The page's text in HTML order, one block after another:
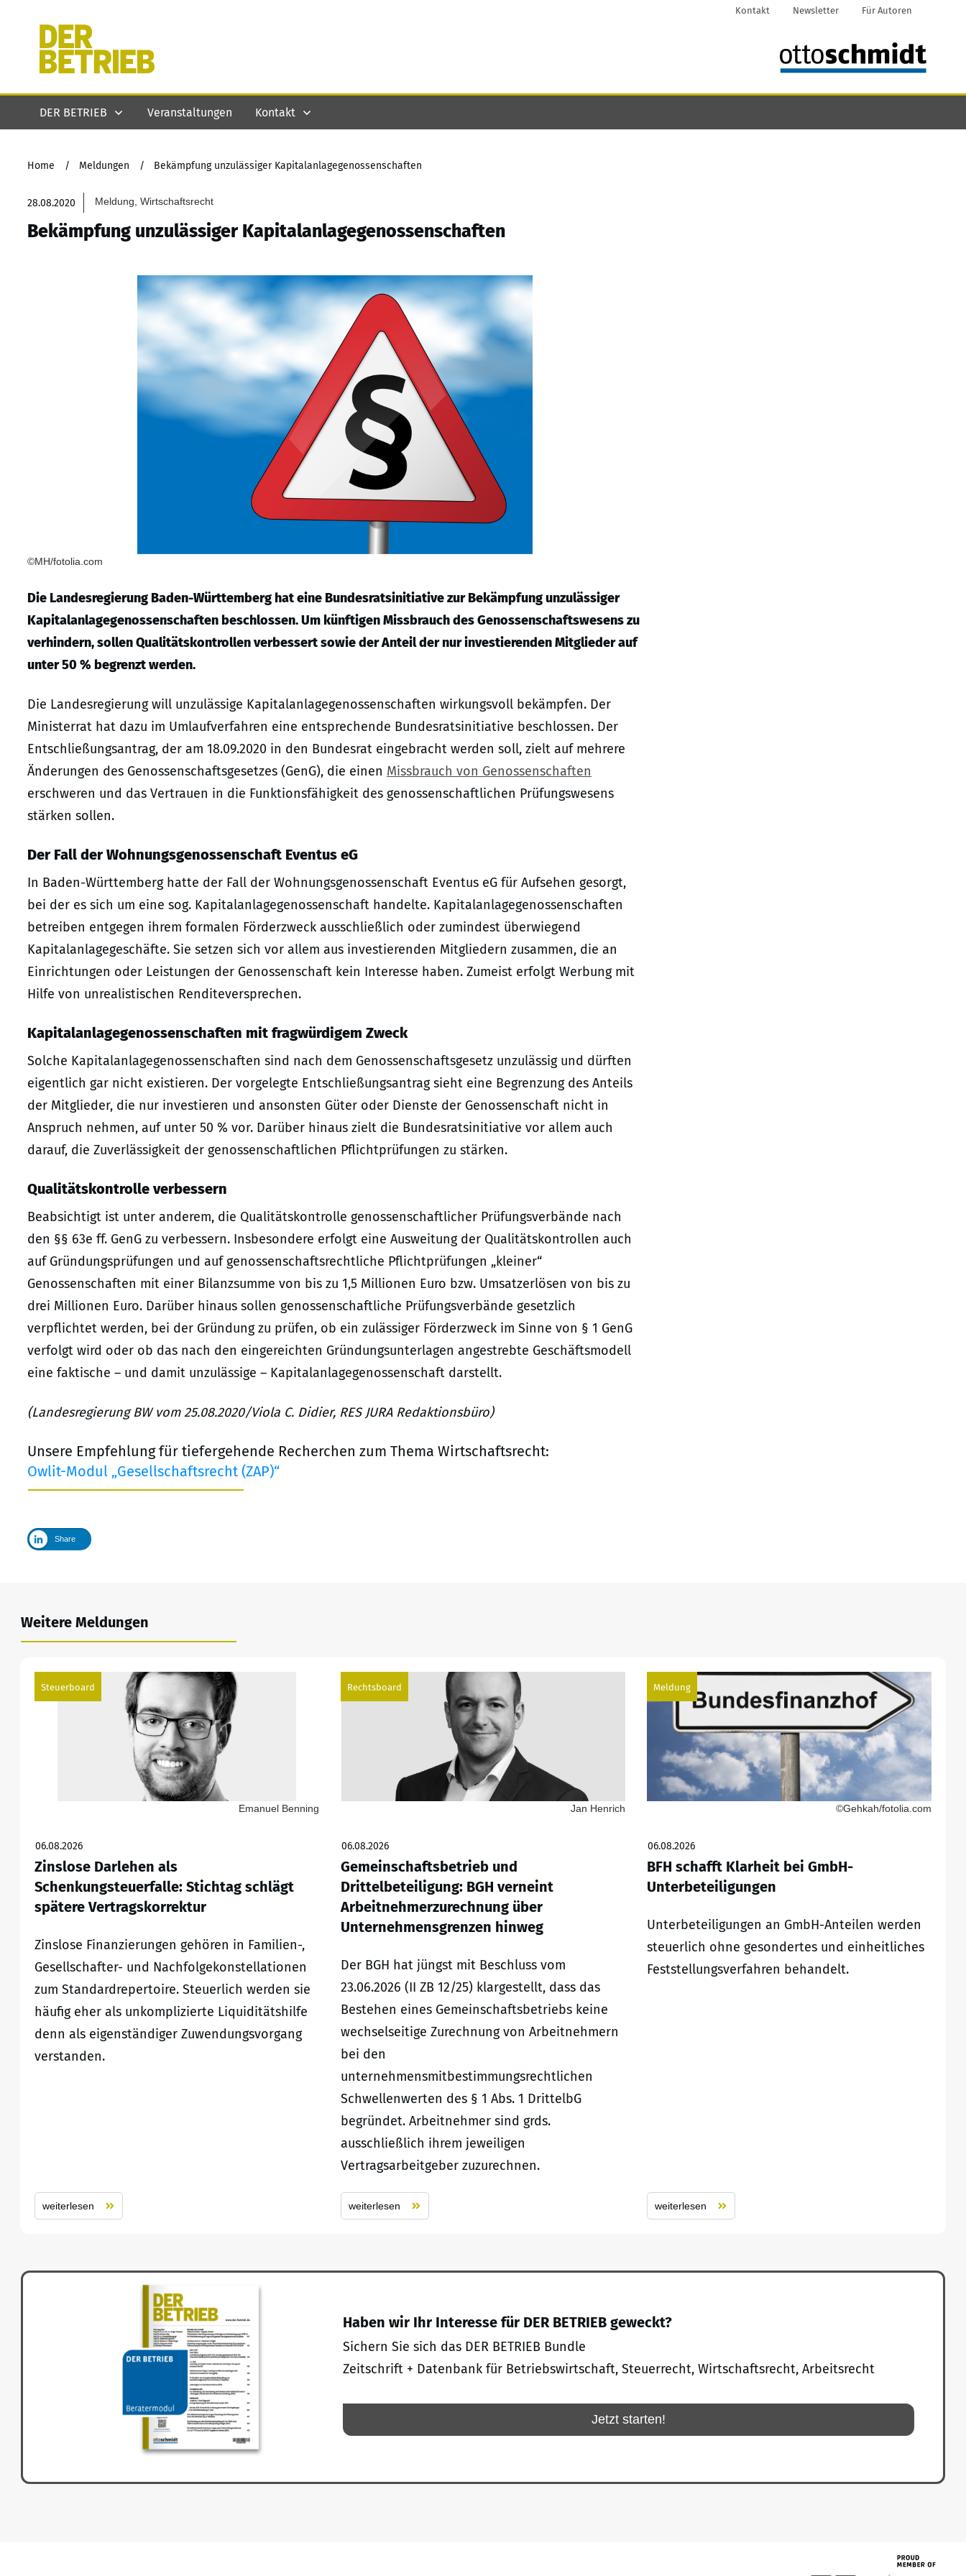
Kontakt Newsletter Für Autoren
DER BETRIEB Veranstaltungen Kontakt
Home / Meldungen / Bekämpfung unzulässiger Kapitalanlagegenossenschaften
28.08.2020 Meldung, Wirtschaftsrecht
Bekämpfung unzulässiger Kapitalanlagegenossenschaften
©MH/fotolia.com
Die Landesregierung Baden-Württemberg hat eine Bundesratsinitiative zur Bekämpfung unzulässiger
Kapitalanlagegenossenschaften beschlossen. Um künftigen Missbrauch des Genossenschaftswesens zu
verhindern, sollen Qualitätskontrollen verbessert sowie der Anteil der nur investierenden Mitglieder auf
unter 50 % begrenzt werden.
Die Landesregierung will unzulässige Kapitalanlagegenossenschaften wirkungsvoll bekämpfen. Der
Ministerrat hat dazu im Umlaufverfahren eine entsprechende Bundesratsinitiative beschlossen. Der
Entschließungsantrag, der am 18.09.2020 in den Bundesrat eingebracht werden soll, zielt auf mehrere
Änderungen des Genossenschaftsgesetzes (GenG), die einen Missbrauch von Genossenschaften
erschweren und das Vertrauen in die Funktionsfähigkeit des genossenschaftlichen Prüfungswesens
stärken sollen.
Der Fall der Wohnungsgenossenschaft Eventus eG
In Baden-Württemberg hatte der Fall der Wohnungsgenossenschaft Eventus eG für Aufsehen gesorgt,
bei der es sich um eine sog. Kapitalanlagegenossenschaft handelte. Kapitalanlagegenossenschaften
betreiben entgegen ihrem formalen Förderzweck ausschließlich oder zumindest überwiegend
Kapitalanlagegeschäfte. Sie setzen sich vor allem aus investierenden Mitgliedern zusammen, die an
Einrichtungen oder Leistungen der Genossenschaft kein Interesse haben. Zumeist erfolgt Werbung mit
Hilfe von unrealistischen Renditeversprechen.
Kapitalanlagegenossenschaften mit fragwürdigem Zweck
Solche Kapitalanlagegenossenschaften sind nach dem Genossenschaftsgesetz unzulässig und dürften
eigentlich gar nicht existieren. Der vorgelegte Entschließungsantrag sieht eine Begrenzung des Anteils
der Mitglieder, die nur investieren und ansonsten Güter oder Dienste der Genossenschaft nicht in
Anspruch nehmen, auf unter 50 % vor. Darüber hinaus zielt die Bundesratsinitiative vor allem auch
darauf, die Zuverlässigkeit der genossenschaftlichen Pflichtprüfungen zu stärken.
Qualitätskontrolle verbessern
Beabsichtigt ist unter anderem, die Qualitätskontrolle genossenschaftlicher Prüfungsverbände nach
den §§ 63e ff. GenG zu verbessern. Insbesondere erfolgt eine Ausweitung der Qualitätskontrollen auch
auf Gründungsprüfungen und auf genossenschaftsrechtliche Pflichtprüfungen „kleiner“
Genossenschaften mit einer Bilanzsumme von bis zu 1,5 Millionen Euro bzw. Umsatzerlösen von bis zu
drei Millionen Euro. Darüber hinaus sollen genossenschaftliche Prüfungsverbände gesetzlich
verpflichtet werden, bei der Gründung zu prüfen, ob ein zulässiger Förderzweck im Sinne von § 1 GenG
verfolgt wird oder ob das nach den eingereichten Gründungsunterlagen angestrebte Geschäftsmodell
eine faktische – und damit unzulässige – Kapitalanlagegenossenschaft darstellt.
(Landesregierung BW vom 25.08.2020/Viola C. Didier, RES JURA Redaktionsbüro)
Unsere Empfehlung für tiefergehende Recherchen zum Thema Wirtschaftsrecht:
Owlit-Modul „Gesellschaftsrecht (ZAP)“
Share
Weitere Meldungen
Steuerboard
Emanuel Benning
06.08.2026
Zinslose Darlehen als
Schenkungsteuerfalle: Stichtag schlägt
spätere Vertragskorrektur
Zinslose Finanzierungen gehören in Familien-,
Gesellschafter- und Nachfolgekonstellationen
zum Standardrepertoire. Steuerlich werden sie
häufig eher als unkomplizierte Liquiditätshilfe
denn als eigenständiger Zuwendungsvorgang
verstanden.
weiterlesen
Rechtsboard
Jan Henrich
06.08.2026
Gemeinschaftsbetrieb und
Drittelbeteiligung: BGH verneint
Arbeitnehmerzurechnung über
Unternehmensgrenzen hinweg
Der BGH hat jüngst mit Beschluss vom
23.06.2026 (II ZB 12/25) klargestellt, dass das
Bestehen eines Gemeinschaftsbetriebs keine
wechselseitige Zurechnung von Arbeitnehmern
bei den
unternehmensmitbestimmungsrechtlichen
Schwellenwerten des § 1 Abs. 1 DrittelbG
begründet. Arbeitnehmer sind grds.
ausschließlich ihrem jeweiligen
Vertragsarbeitgeber zuzurechnen.
weiterlesen
Meldung
©Gehkah/fotolia.com
06.08.2026
BFH schafft Klarheit bei GmbH-
Unterbeteiligungen
Unterbeteiligungen an GmbH-Anteilen werden
steuerlich ohne gesondertes und einheitliches
Feststellungsverfahren behandelt.
weiterlesen
Haben wir Ihr Interesse für DER BETRIEB geweckt?
Sichern Sie sich das DER BETRIEB Bundle
Zeitschrift + Datenbank für Betriebswirtschaft, Steuerrecht, Wirtschaftsrecht, Arbeitsrecht
Jetzt starten!